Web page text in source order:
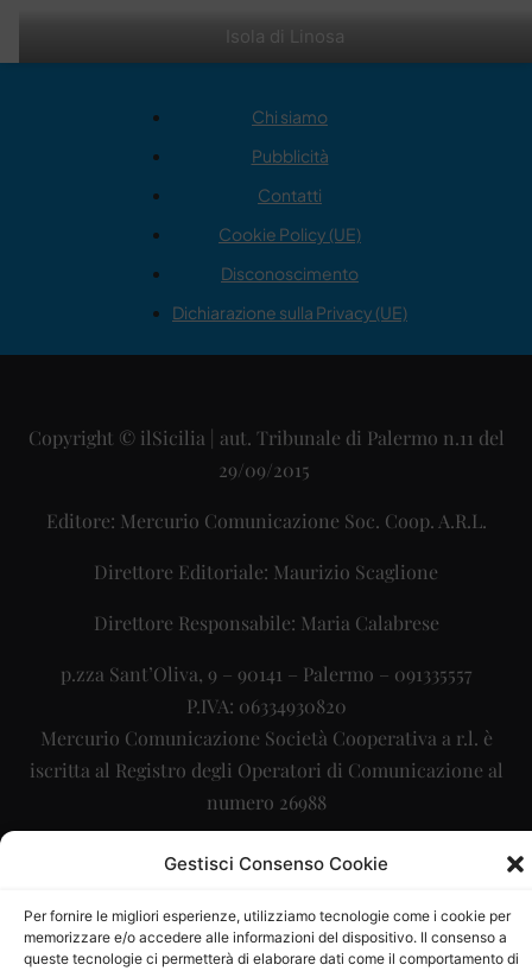
Gestisci Consenso Cookie
Per fornire le migliori esperienze, utilizziamo tecnologie come i cookie per
memorizzare e/o accedere alle informazioni del dispositivo. Il consenso a
queste tecnologie ci permetterà di elaborare dati come il comportamento di
Isola di Linosa
Chi siamo
Pubblicità
Contatti
Cookie Policy (UE)
Disconoscimento
Dichiarazione sulla Privacy (UE)
Copyright © ilSicilia | aut. Tribunale di Palermo n.11 del
29/09/2015
Editore: Mercurio Comunicazione Soc. Coop. A.R.L.
Direttore Editoriale: Maurizio Scaglione
Direttore Responsabile: Maria Calabrese
p.zza Sant’Oliva, 9 – 90141 – Palermo – 091335557
P.IVA: 06334930820
Mercurio Comunicazione Società Cooperativa a r.l. è
iscritta al Registro degli Operatori di Comunicazione al
numero 26988
Sito gestito da La Digitale srl – info@ladigitale.it